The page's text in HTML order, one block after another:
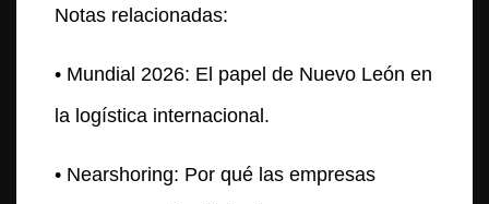
Notas relacionadas:
• Mundial 2026: El papel de Nuevo León en
la logística internacional.
• Nearshoring: Por qué las empresas